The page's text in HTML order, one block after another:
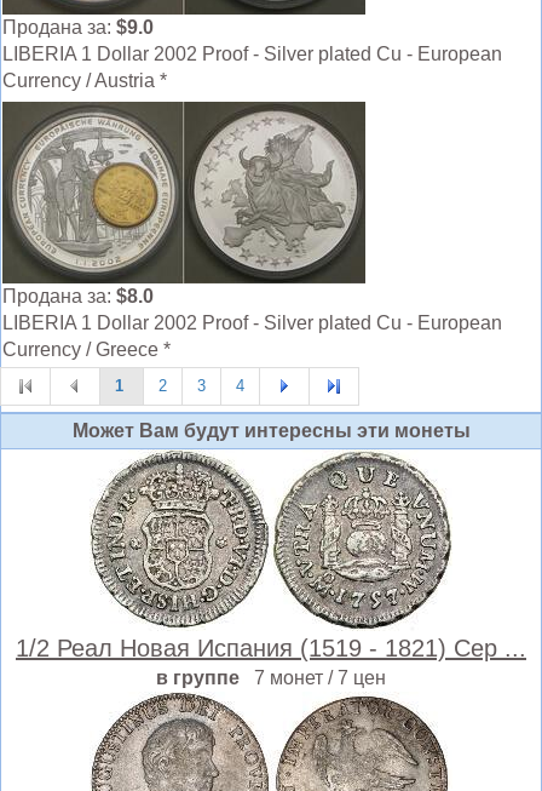
Продана за: $9.0
LIBERIA 1 Dollar 2002 Proof - Silver plated Cu - European
Currency / Austria *
Продана за: $8.0
LIBERIA 1 Dollar 2002 Proof - Silver plated Cu - European
Currency / Greece *
1 2 3 4
Может Вам будут интересны эти монеты
1/2 Реал Новая Испания (1519 - 1821) Сер ...
в группе 7 монет / 7 цен